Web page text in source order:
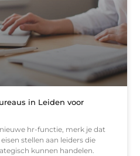
in Leiden voor
hr-functie, merk je dat
stellen aan leiders die
kunnen handelen.